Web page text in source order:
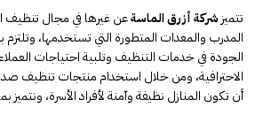
تتميزشركة أزرق الماسةعن غيرها في مجال تنظيف
المدرب والمعدات المتطورة التي تستخدمها، وتلتزم
الجودة في خدمات التنظيف وتلبية احتياجات
الاحترافية، ومن خلال استخدام منتجات تنظيف
أن تكون المنازل نظيفة وآمنة لأفراد الأسرة، ونتميز